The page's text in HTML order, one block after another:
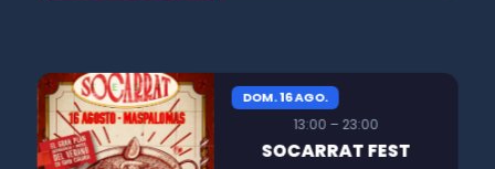
DOM. 16 AGO.
13:00 – 23:00
SOCARRAT FEST